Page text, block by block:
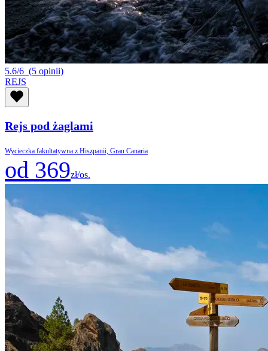
5.6/6 (5 opinii)
REJS
Rejs pod żaglami
Wycieczka fakultatywna z Hiszpanii, Gran Canaria
od 369zł/os.